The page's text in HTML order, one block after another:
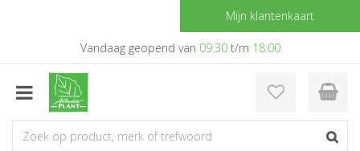
a
Mijn klantenkaart
Vandaag geopend van 09:30t/m 18:00